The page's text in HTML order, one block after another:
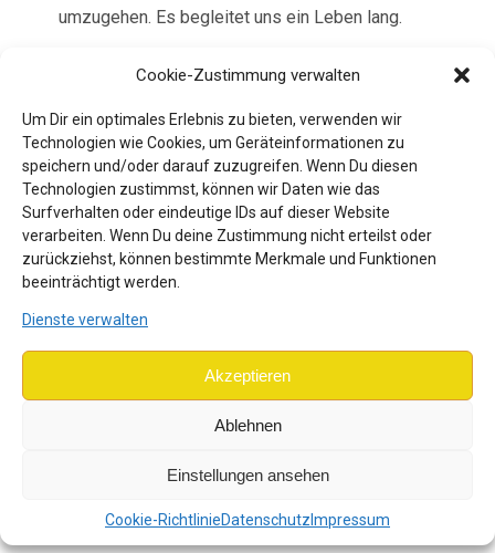
Cookie-Zustimmung verwalten
Um Dir ein optimales Erlebnis zu bieten, verwenden wir
Technologien wie Cookies, um Geräteinformationen zu
speichern und/oder darauf zuzugreifen. Wenn Du diesen
Technologien zustimmst, können wir Daten wie das
Surfverhalten oder eindeutige IDs auf dieser Website
verarbeiten. Wenn Du deine Zustimmung nicht erteilst oder
zurückziehst, können bestimmte Merkmale und Funktionen
beeinträchtigt werden.
Dienste verwalten
Akzeptieren
Ablehnen
Einstellungen ansehen
Cookie-RichtlinieDatenschutz Impressum
umzugehen. Es begleitet uns ein Leben lang.
: Wozu ist das gut?
A.: Es hält uns flexibel und anpassungsfähig, beruflich wie
privat. Im Job bleiben wir kompetent, privat entwickeln wir
uns weiter und bleiben geistig fit. Es hilft mit
Herausforderungen umzugehen, schafft Selbstvertrauen
und erweitert unsere Perspektiven. Es inspiriert auch
andere, weiterzulernen und fördert den Austausch und
Wissen und Muskulatur.
: Das klingt, als würde es nicht nur individuell wirken.
: Genau, es hat auch einen gesellschaftlichen Nutzen –
: Aber leicht ist es sicher nicht, oder?